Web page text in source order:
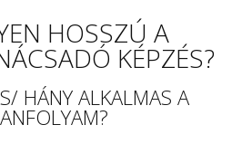
HOSSZÚ A
KÉPZÉS?
HÁNY ALKALMAS A